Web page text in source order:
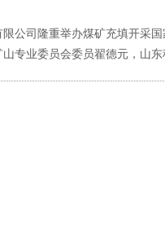
公司隆重举办煤矿充填开采
专业委员会委员翟德元，山